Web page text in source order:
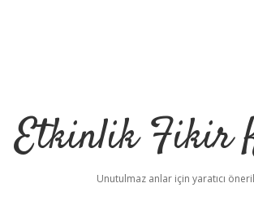
Etkinlik Fikir
Unutulmaz anlar için yaratıcı